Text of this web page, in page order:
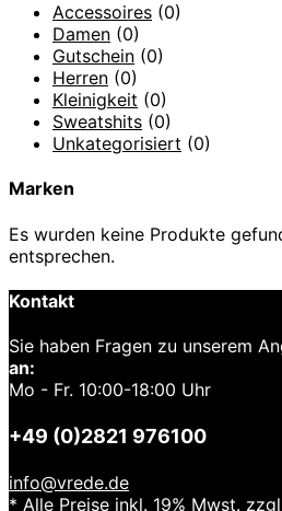
Accessoires (0)
Damen (0)
Gutschein (0)
Herren (0)
Kleinigkeit (0)
Sweatshits (0)
Unkategorisiert (0)
Marken
Es wurden keine Produkte
entsprechen.
Kontakt
Sie haben Fragen zu unserem
an:
Mo - Fr. 10:00-18:00 Uhr
+49 (0)2821 976100
info@vrede.de
* Alle Preise inkl. 19% Mwst.